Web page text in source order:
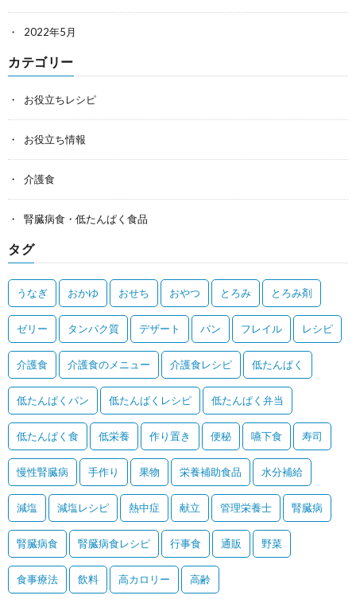
2022年5月
カテゴリー
お役立ちレシピ
お役立ち情報
介護食
腎臓病食・低たんぱく食品
タグ
うなぎ おかゆ おせち おやつ とろみ とろみ剤
ゼリー タンパク質 デザート パン フレイル レシピ
介護食 介護食のメニュー 介護食レシピ 低たんぱく
低たんぱくパン 低たんぱくレシピ 低たんぱく弁当
低たんぱく食 低栄養 作り置き 便秘 嚥下食 寿司
慢性腎臓病 手作り 果物 栄養補助食品 水分補給
減塩 減塩レシピ 熱中症 献立 管理栄養士 腎臓病
腎臓病食 腎臓病食レシピ 行事食 通販 野菜
食事療法 飲料 高カロリー 高齢